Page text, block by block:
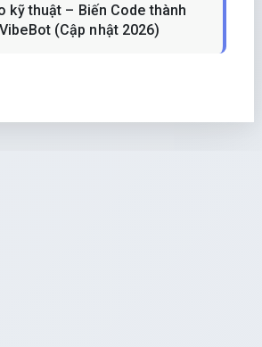
kỹ thuật – Biến Code thành
(Cập nhật 2026)